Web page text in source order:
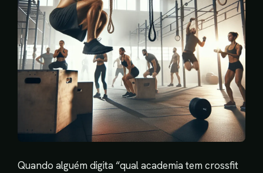
Quando alguém digita “qual academia tem crossfit